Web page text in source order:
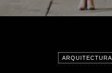
ARQUITECTURA